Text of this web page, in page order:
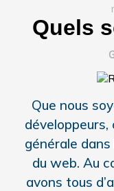
Quels
Que nous
générale
du web. Au
avons tous